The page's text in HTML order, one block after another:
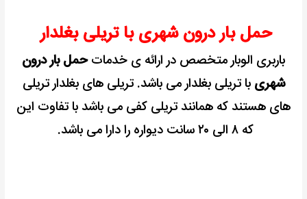
حمل بار درون شهری با تریلی بغلدار
باربری الوبار متخصص در ارائه ی خدماتحمل بار درون
شهری با تریلی بغلدار می باشد.تریلی های بغلدار تریلی
های هستند که همانند تریلی کفی می باشد با تفاوت این
که ۸ الی ۲۰ سانت دیواره را دارا می باشد.